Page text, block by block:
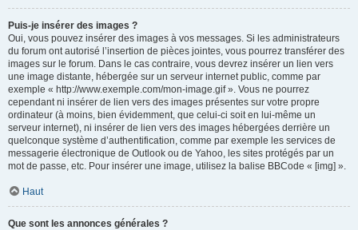
Puis-je insérer des images ?
Oui, vous pouvez insérer des images à vos messages. Si les administrateurs
du forum ont autorisé l’insertion de pièces jointes, vous pourrez transférer des
images sur le forum. Dans le cas contraire, vous devrez insérer un lien vers
une image distante, hébergée sur un serveur internet public, comme par
exemple « http://www.exemple.com/mon-image.gif ». Vous ne pourrez
cependant ni insérer de lien vers des images présentes sur votre propre
ordinateur (à moins, bien évidemment, que celui-ci soit en lui-même un
serveur internet), ni insérer de lien vers des images hébergées derrière un
quelconque système d’authentification, comme par exemple les services de
messagerie électronique de Outlook ou de Yahoo, les sites protégés par un
mot de passe, etc. Pour insérer une image, utilisez la balise BBCode « [img] ».
Haut
Que sont les annonces générales ?